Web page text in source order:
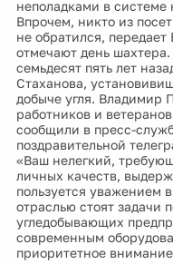
неполадками в системе
Впрочем, никто из
не обратился, передает
отмечают день
семьдесят пять лет
Стаханова,
добыче угля. Владимир
работников и
сообщили в пресс-
поздравительной
«Ваш нелегкий,
личных качеств,
пользуется уважением
отраслью стоят задачи
угледобывающих
современным
приоритетное